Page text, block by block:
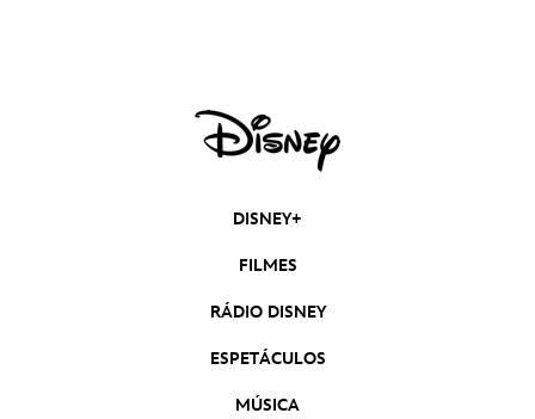
DISNEY+
FILMES
RÁDIO DISNEY
ESPETÁCULOS
MÚSICA